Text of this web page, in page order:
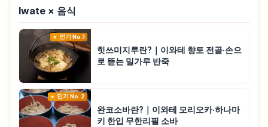
Iwate × 음식
인기 No.1
힛쓰미지루란?｜이와테 향토 전골·손으
로 뜯는 밀가루 반죽
인기 No.2
완코소바란?｜이와테 모리오카·하나마
키 한입 무한리필 소바